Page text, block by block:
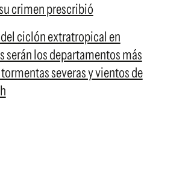
crimen prescribió
ciclón extratropical en
serán los departamentos más
severas y vientos de